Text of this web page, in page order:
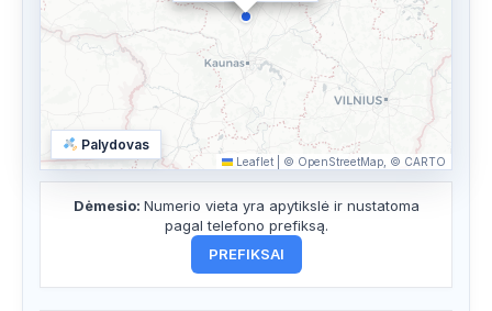
Leaflet © OpenStreetMap, © CARTO
Palydovas
Dėmesio: Numerio vieta yra apytikslė ir nustatoma
pagal telefono prefiksą.
PREFIKSAI